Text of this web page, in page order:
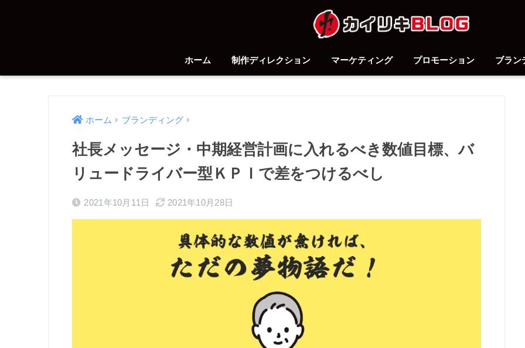
ホーム 制作ディレクション マーケティング プロモーション ブラン
ホーム ブランディング
社長メッセージ・中期経営計画に入れるべき数値目標、バ
リュードライバー型ＫＰＩで差をつけるべし
2021年10月11日 2021年10月28日